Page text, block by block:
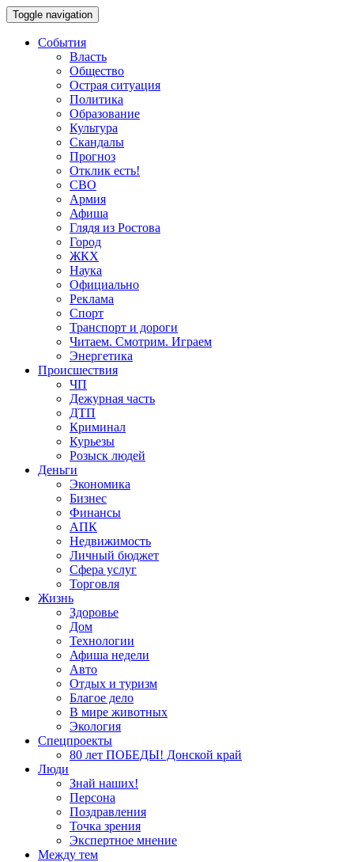
Toggle navigation
События
Власть
Общество
Острая ситуация
Политика
Образование
Культура
Скандалы
Прогноз
Отклик есть!
СВО
Армия
Афиша
Глядя из Ростова
Город
ЖКХ
Наука
Официально
Реклама
Спорт
Транспорт и дороги
Читаем. Смотрим. Играем
Энергетика
Происшествия
ЧП
Дежурная часть
ДТП
Криминал
Курьезы
Розыск людей
Деньги
Экономика
Бизнес
Финансы
АПК
Недвижимость
Личный бюджет
Сфера услуг
Торговля
Жизнь
Здоровье
Дом
Технологии
Афиша недели
Авто
Отдых и туризм
Благое дело
В мире животных
Экология
Спецпроекты
80 лет ПОБЕДЫ! Донской край
Люди
Знай наших!
Персона
Поздравления
Точка зрения
Экспертное мнение
Между тем